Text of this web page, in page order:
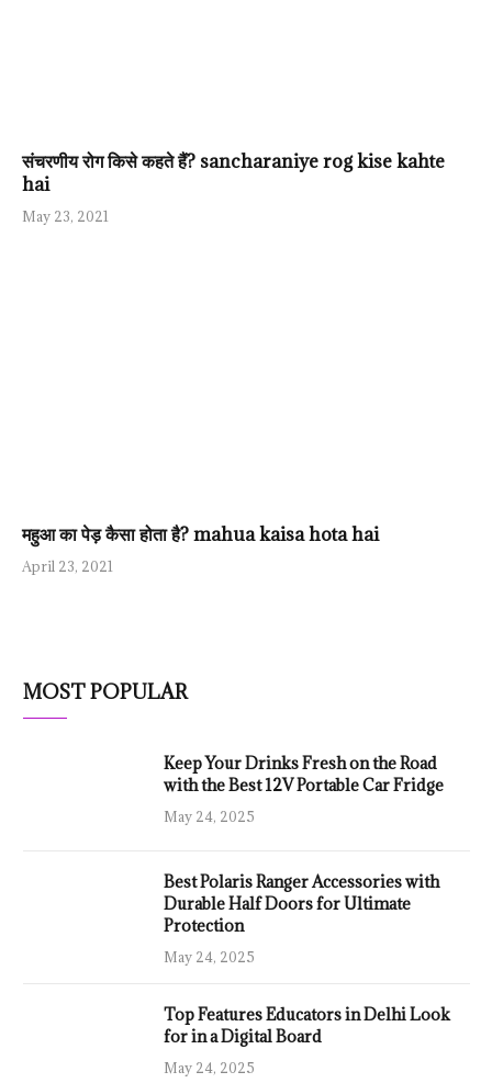
संचरणीय रोग किसे कहते हैं? sancharaniye rog kise kahte
hai
May 23, 2021
महुआ का पेड़ कैसा होता है? mahua kaisa hota hai
April 23, 2021
MOST POPULAR
Keep Your Drinks Fresh on the Road
with the Best 12V Portable Car Fridge
May 24, 2025
Best Polaris Ranger Accessories with
Durable Half Doors for Ultimate
Protection
May 24, 2025
Top Features Educators in Delhi Look
for in a Digital Board
May 24, 2025